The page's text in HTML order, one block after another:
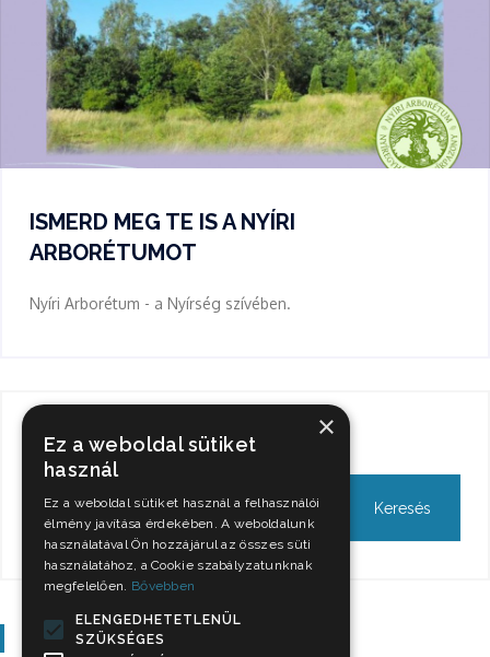
ISMERD MEG TE IS A NYÍRI
ARBORÉTUMOT
Nyíri Arborétum - a Nyírség szívében.
Keresés
Szavazás
×
Ez a weboldal sütiket
használ
Ez a weboldal sütiket használ a felhasználói
élmény javítása érdekében. A weboldalunk
használatával Ön hozzájárul az összes süti
használatához, a Cookie szabályzatunknak
megfelelően. Bővebben
ELENGEDHETETLENÜL
SZÜKSÉGES